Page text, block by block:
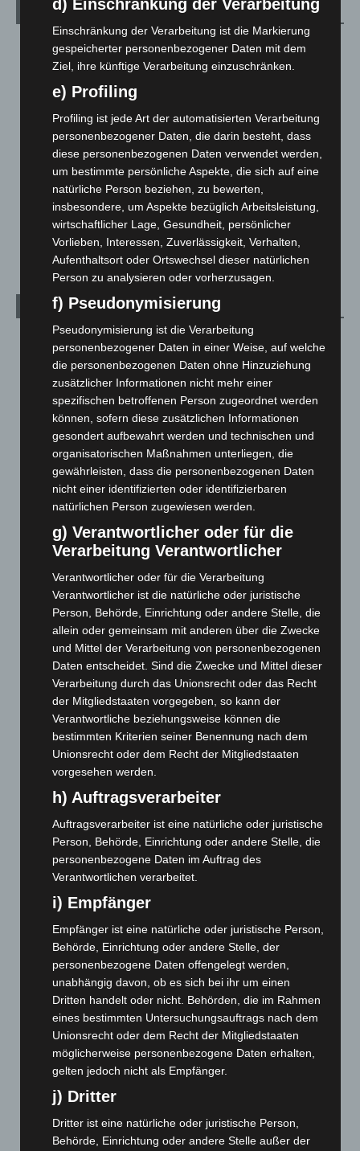
Kategorien
Blaulicht
Corona-News
Hannover und Region
Langenhagen und Ortsteile
3.249
Leserbriefe
Menschen
Über uns
1.887
Archiv
(9)
Juli 2026 (73)
Juni 2026(139)
Mai 2026(99)
April 2026(99)
März 2026(115)
Februar 2026(109)
Januar 2026(122)
Dezember 2025(103)
November 2025(114)
Oktober 2025(112)
September 2025 (93)
August 2025(90)
Juli 2025 (90)
Juni 2025(103)
Mai 2025(112)
April 2025(88)
März 2025(111)
Februar 2025(96)
Januar 2025(88)
Dezember 2024(89)
November 2024(94)
Oktober 2024(93)
September 2024(112)
Juli 2024(89)
Juni 2024(107)
Mai 2024
(149)
April 2024 (102)
März 2024(103)
Februar 2024
(103)
Januar 2024(111)
November 2023(130)
d) Einschränkung der Verarbeitung
Einschränkung der Verarbeitung ist die Markierung
gespeicherter personenbezogener Daten mit dem
Ziel, ihre künftige Verarbeitung einzuschränken.
e) Profiling
Profiling ist jede Art der automatisierten Verarbeitung
personenbezogener Daten, die darin besteht, dass
diese personenbezogenen Daten verwendet werden,
um bestimmte persönliche Aspekte, die sich auf eine
natürliche Person beziehen, zu bewerten,
insbesondere, um Aspekte bezüglich Arbeitsleistung,
wirtschaftlicher Lage, Gesundheit, persönlicher
Vorlieben, Interessen, Zuverlässigkeit, Verhalten,
Aufenthaltsort oder Ortswechsel dieser natürlichen
Person zu analysieren oder vorherzusagen.
f) Pseudonymisierung
Pseudonymisierung ist die Verarbeitung
personenbezogener Daten in einer Weise, auf welche
die personenbezogenen Daten ohne Hinzuziehung
zusätzlicher Informationen nicht mehr einer
spezifischen betroffenen Person zugeordnet werden
können, sofern diese zusätzlichen Informationen
gesondert aufbewahrt werden und technischen und
organisatorischen Maßnahmen unterliegen, die
gewährleisten, dass die personenbezogenen Daten
nicht einer identifizierten oder identifizierbaren
natürlichen Person zugewiesen werden.
g) Verantwortlicher oder für die
Verarbeitung Verantwortlicher
Verantwortlicher oder für die Verarbeitung
Verantwortlicher ist die natürliche oder juristische
Person, Behörde, Einrichtung oder andere Stelle, die
allein oder gemeinsam mit anderen über die Zwecke
und Mittel der Verarbeitung von personenbezogenen
Daten entscheidet. Sind die Zwecke und Mittel dieser
Verarbeitung durch das Unionsrecht oder das Recht
der Mitgliedstaaten vorgegeben, so kann der
Verantwortliche beziehungsweise können die
bestimmten Kriterien seiner Benennung nach dem
Unionsrecht oder dem Recht der Mitgliedstaaten
vorgesehen werden.
h) Auftragsverarbeiter
Auftragsverarbeiter ist eine natürliche oder juristische
Person, Behörde, Einrichtung oder andere Stelle, die
personenbezogene Daten im Auftrag des
Verantwortlichen verarbeitet.
i) Empfänger
Empfänger ist eine natürliche oder juristische Person,
Behörde, Einrichtung oder andere Stelle, der
personenbezogene Daten offengelegt werden,
unabhängig davon, ob es sich bei ihr um einen
Dritten handelt oder nicht. Behörden, die im Rahmen
eines bestimmten Untersuchungsauftrags nach dem
Unionsrecht oder dem Recht der Mitgliedstaaten
möglicherweise personenbezogene Daten erhalten,
gelten jedoch nicht als Empfänger.
j) Dritter
Dritter ist eine natürliche oder juristische Person,
Behörde, Einrichtung oder andere Stelle außer der